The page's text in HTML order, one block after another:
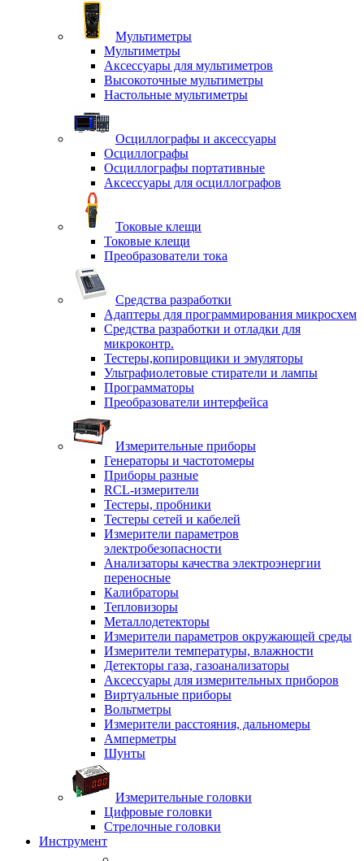
Мультиметры
Мультиметры
Аксессуары для мультиметров
Высокоточные мультиметры
Настольные мультиметры
Осциллографы и аксессуары
Осциллографы
Осциллографы портативные
Аксессуары для осциллографов
Токовые клещи
Токовые клещи
Преобразователи тока
Средства разработки
Адаптеры для программирования микросхем
Средства разработки и отладки для
микроконтр.
Тестеры,копировщики и эмуляторы
Ультрафиолетовые стиратели и лампы
Программаторы
Преобразователи интерфейса
Измерительные приборы
Генераторы и частотомеры
Приборы разные
RCL-измерители
Тестеры, пробники
Тестеры сетей и кабелей
Измерители параметров
электробезопасности
Анализаторы качества электроэнергии
переносные
Калибраторы
Тепловизоры
Металлодетекторы
Измерители параметров окружающей среды
Измерители температуры, влажности
Детекторы газа, газоанализаторы
Аксессуары для измерительных приборов
Виртуальные приборы
Вольтметры
Измерители расстояния, дальномеры
Амперметры
Шунты
Измерительные головки
Цифровые головки
Стрелочные головки
Инструмент